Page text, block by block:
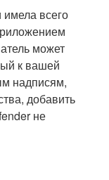
всего
может
к вашей
надписям,
добавить
не